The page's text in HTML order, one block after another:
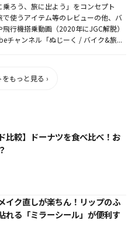
乗ろう、旅に出よう」をコンセプト
使うアイテム等のレビューの他、バ
行機搭乗動画（2020年にJGC解脱）
チャンネル「ぬじーく / バイク&旅...
もっと見る ›
比較】ドーナツを食べ比べ！お
イク直しが楽ちん！リップのふ
れる「ミラーシール」が便利す